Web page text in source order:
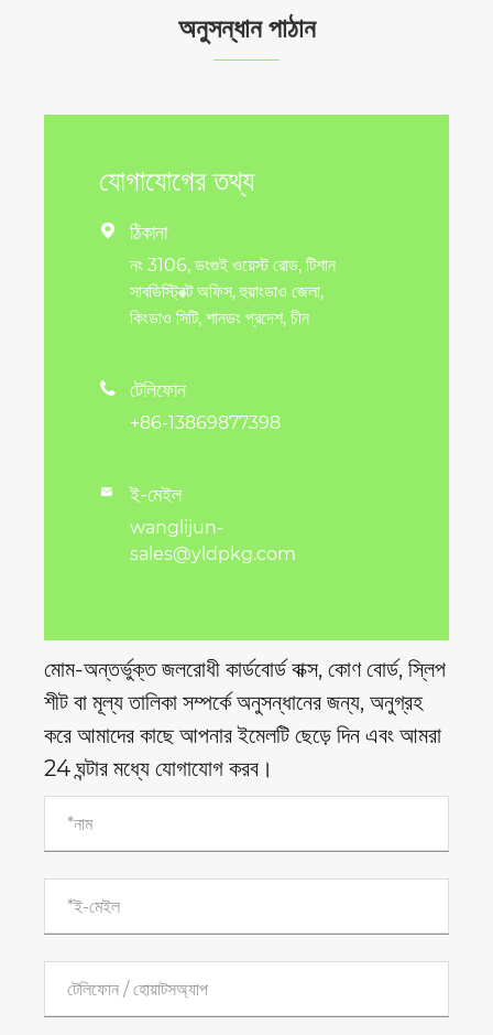
অনুসন্ধান পাঠান
যোগাযোগের তথ্য
 ঠিকানা
নং 3106, ডংগুই ওয়েস্ট রোড, টিশান
সাবডিস্ট্রিক্ট অফিস, হুয়াংডাও জেলা,
কিংডাও সিটি, শানডং প্রদেশ, চীন
 টেলিফোন
+86-13869877398
 ই-মেইল
wanglijun-
sales@yldpkg.com
মোম-অন্তর্ভুক্ত জলরোধী কার্ডবোর্ড বাক্স, কোণ বোর্ড, স্লিপ
শীট বা মূল্য তালিকা সম্পর্কে অনুসন্ধানের জন্য, অনুগ্রহ
করে আমাদের কাছে আপনার ইমেলটি ছেড়ে দিন এবং আমরা
24 ঘন্টার মধ্যে যোগাযোগ করব।